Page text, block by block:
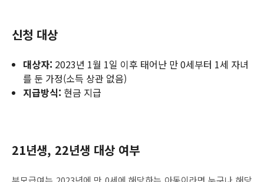
신청 대상
대상자: 2023년 1월 1일 이후 태어난 만 0세부터 1세 자녀
를 둔 가정(소득 상관 없음)
지급방식: 현금 지급
21년생, 22년생 대상 여부